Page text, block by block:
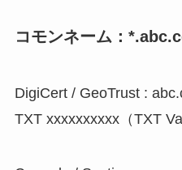
コモンネーム：
DigiCert / GeoTrust :
TXT xxxxxxxxxx（TXT